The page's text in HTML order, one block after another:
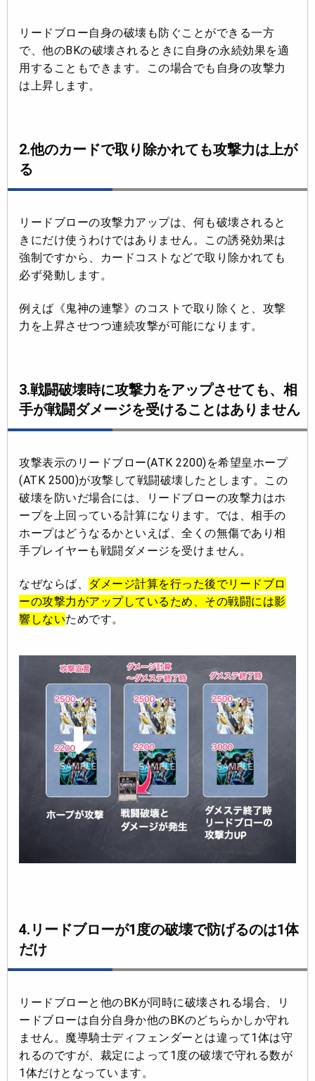
リードブロー自身の破壊も防ぐことができる一方
で、他のBKの破壊されるときに自身の永続効果を適
用することもできます。この場合でも自身の攻撃力
は上昇します。
2.他のカードで取り除かれても攻撃力は上が
る
リードブローの攻撃力アップは、何も破壊されると
きにだけ使うわけではありません。この誘発効果は
強制ですから、カードコストなどで取り除かれても
必ず発動します。
例えば《鬼神の連撃》のコストで取り除くと、攻撃
力を上昇させつつ連続攻撃が可能になります。
3.戦闘破壊時に攻撃力をアップさせても、相
手が戦闘ダメージを受けることはありません
攻撃表示のリードブロー(ATK 2200)を希望皇ホープ
(ATK 2500)が攻撃して戦闘破壊したとします。この
破壊を防いだ場合には、リードブローの攻撃力はホ
ープを上回っている計算になります。では、相手の
ホープはどうなるかといえば、全くの無傷であり相
手プレイヤーも戦闘ダメージを受けません。
なぜならば、
ダメージ計算を行った後でリードブロ
ーの攻撃力がアップしているため、その戦闘には影
響しないためです。
4.リードブローが1度の破壊で防げるのは1体
だけ
リードブローと他のBKが同時に破壊される場合、リ
ードブローは自分自身か他のBKのどちらかしか守れ
ません。魔導騎士ディフェンダーとは違って1体は守
れるのですが、裁定によって1度の破壊で守れる数が
1体だけとなっています。